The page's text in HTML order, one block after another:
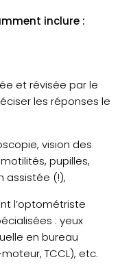
inclure :
et révisée par le
les réponses le
vision des
pupilles,
assistée (!),
l’optométriste
: yeux
en bureau
TCCL), etc.